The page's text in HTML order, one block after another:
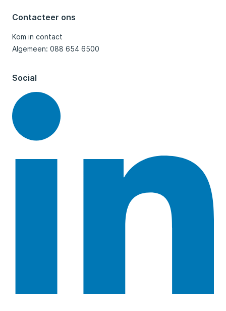
Contacteer ons
Kom in contact
Algemeen: 088 654 6500
Social